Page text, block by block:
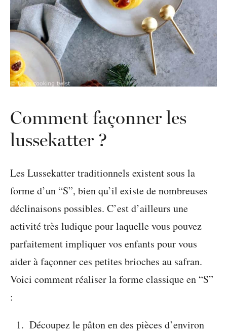
Comment façonner les
lussekatter ?
Les Lussekatter traditionnels existent sous la
forme d’un “S”, bien qu’il existe de nombreuses
déclinaisons possibles. C’est d’ailleurs une
activité très ludique pour laquelle vous pouvez
parfaitement impliquer vos enfants pour vous
aider à façonner ces petites brioches au safran.
Voici comment réaliser la forme classique en “S”
:
Découpez le pâton en des pièces d’environ